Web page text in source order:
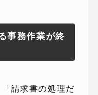
事務作業が終
請求書の処理だ